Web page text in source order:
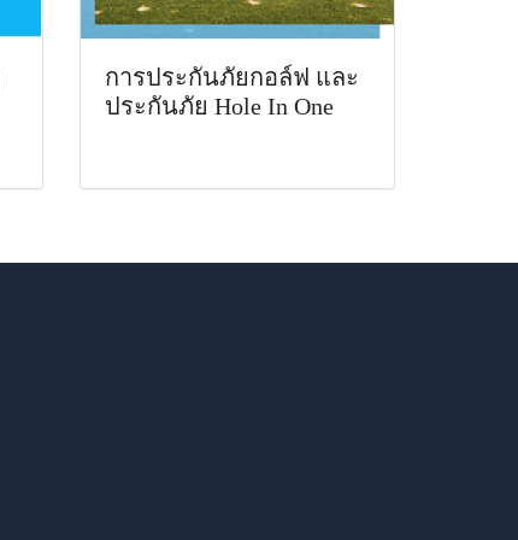
การประกันภัยกอล์ฟ และ
ประกันภัย Hole In One